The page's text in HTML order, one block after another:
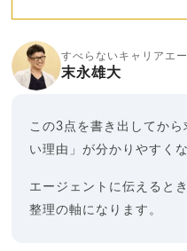
すべらないキャリアエ
末永雄大
この3点を書き出してか
い理由」が分かりやすく
エージェントに伝えると
整理の軸になります。